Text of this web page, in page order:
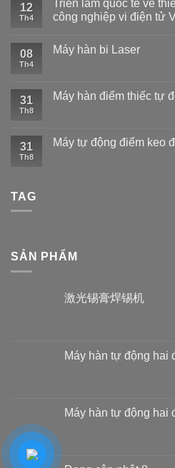
12
Th4
Triển lãm quốc tế về
công nghiệp vi điện tử
08
Th4
Máy hàn bi Laser
31
Th8
Máy hàn điểm thiếc tự
31
Th8
Máy tự động điểm keo
TAG
SẢN PHẨM
激光锡膏焊锡机
Máy hàn tự động hai
Máy hàn tự động hai